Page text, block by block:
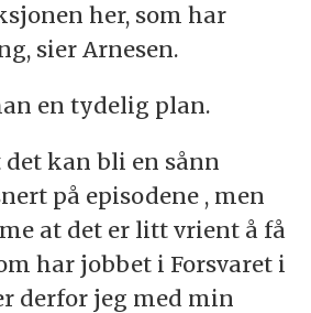
her, som har
sier Arnesen.
en tydelig plan.
det kan bli en sånn
på episodene , men
at det er litt vrient å få
har jobbet i Forsvaret i
derfor jeg med min